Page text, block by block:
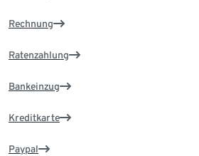
Rechnung
Ratenzahlung
Bankeinzug
Kreditkarte
Paypal